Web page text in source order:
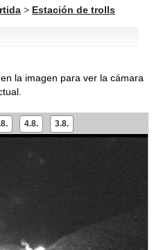
> Estación de trolls
la imagen para ver la cámara
4.8. 3.8.